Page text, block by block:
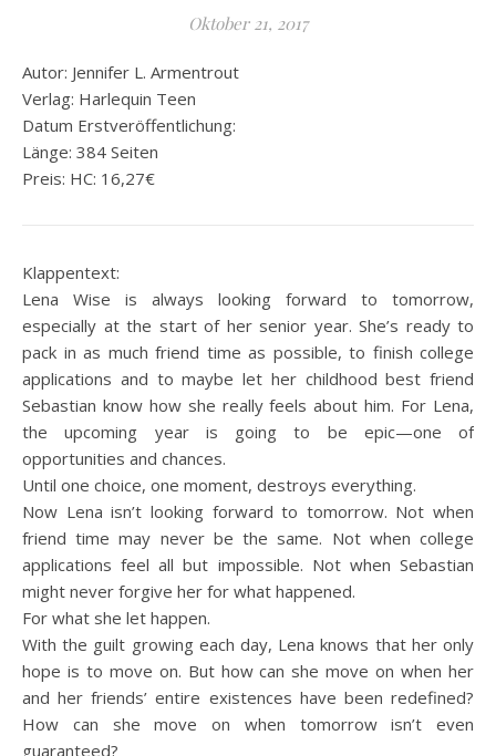
Oktober 21, 2017
Autor: Jennifer L. Armentrout
Verlag: Harlequin Teen
Datum Erstveröffentlichung:
Länge: 384 Seiten
Preis: HC: 16,27€
Klappentext:
Lena Wise is always looking forward to tomorrow,
especially at the start of her senior year. She’s ready to
pack in as much friend time as possible, to finish college
applications and to maybe let her childhood best friend
Sebastian know how she really feels about him. For Lena,
the upcoming year is going to be epic—one of
opportunities and chances.
Until one choice, one moment, destroys everything.
Now Lena isn’t looking forward to tomorrow. Not when
friend time may never be the same. Not when college
applications feel all but impossible. Not when Sebastian
might never forgive her for what happened.
For what she let happen.
With the guilt growing each day, Lena knows that her only
hope is to move on. But how can she move on when her
and her friends’ entire existences have been redefined?
How can she move on when tomorrow isn’t even
guaranteed?